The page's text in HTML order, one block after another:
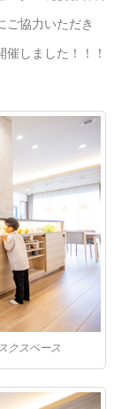
ご協力いただき
催しました！！！
クスペース